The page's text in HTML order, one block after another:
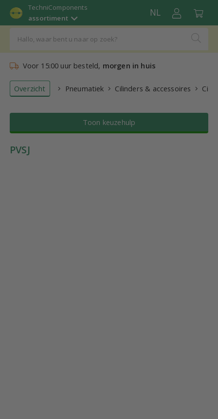
TechniComponents
assortiment
NL
Voor 15:00 uur besteld, morgen in huis
Overzicht Pneumatiek Cilinders & accessoires
Toon keuzehulp
PVSJ